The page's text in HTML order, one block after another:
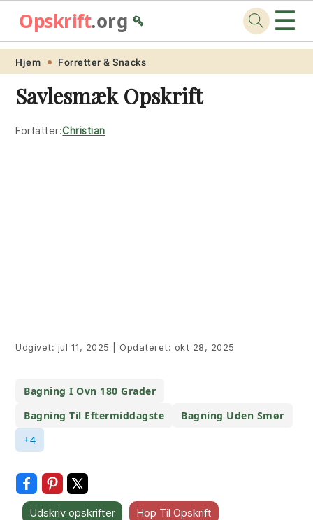
Skip
primary
navigation
Skip
main
content
Skip
primary
sidebar
Skip
footer
Opskrift.org🥄 ☰
Hjem Forretter & Snacks
Savlesmæk Opskrift
Forfatter:Christian
Udgivet: jul 11, 2025 Opdateret: okt 28, 2025
Bagning I Ovn 180 Grader
Bagning Til Eftermiddagste
Bagning Uden Smør
+4
Udskriv opskrifter Hop Til Opskrift